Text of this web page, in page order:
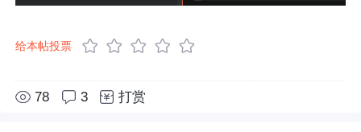
给本帖投票
78 3 打赏